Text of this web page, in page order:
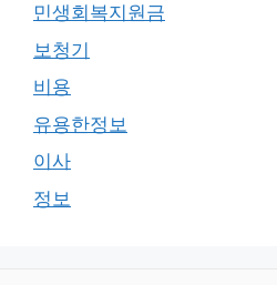
민생회복지원금
보청기
비용
유용한정보
이사
정보